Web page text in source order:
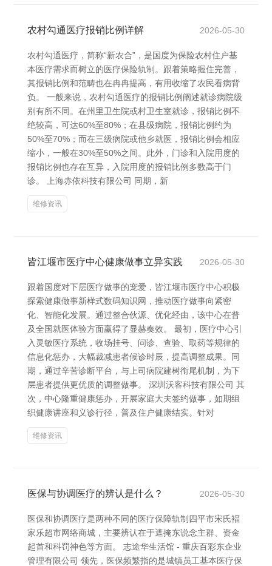
农村勾通医疗报销比例详解 2026-05-30
农村勾通医疗，简称“新农合”，是国度为保险农村住户基
本医疗需求而树立的医疗保险轨制。跟着策略握住完善，
其报销比例和范畴也在冉冉提高，有用收缩了农民看病背
负。 一般来说，农村勾通医疗的报销比例阐述就诊病院级
别有所不同。在州里卫生院或村卫生室就诊，报销比例不
绝较高，可达60%至80%；在县级病院，报销比例约为
50%至70%；而在三级病院或他乡就医，报销比例会相应
缩小，一般在30%至50%之间。此外，门诊和入院用度的
报销比例也存在互异，入院用度的报销比例多数高于门
诊。 上海赤依科技有限公司 同期，新
维修资讯
皆江堰市医疗中心健康做事立异实践 2026-05-30
跟着国度对下层医疗做事的宠爱，皆江堰市医疗中心积极
探索健康做事新样式数码知识网，推动医疗做事向紧密
化、智能化发展。通过整合伙源、优化经由，该中心在普
及全国就医体验方面赢得了显赫奏效。 最初，医疗中心引
入灵敏医疗系统，收场挂号、问诊、查验、取药等规律的
信息化惩办，大幅裁减患者候诊时辰，提高调整成果。同
期，通过辛苦诊断平台，与上司病院建树衔尾机制，为下
层患者提供更优质的调整做事。 深圳沃客科技有限公司 其
次，中心隆重健康惩办，开展家庭大夫签约做事，如期组
织健康讲座和义诊行径，普及住户健康结实。针对
维修资讯
医保与协调医疗的辨认是什么？ 2026-05-30
医保和协调医疗是两种不同的医疗保障轨制四平市宋氏褔
家乐超市网络商城，主要辨认在于遮掩东说念主群、资金
起首和科罚神色等方面。 志途华生活馆 - 重庆百彩东企业
管理有限公司 领先，医保频繁指的是城镇员工基本医疗保